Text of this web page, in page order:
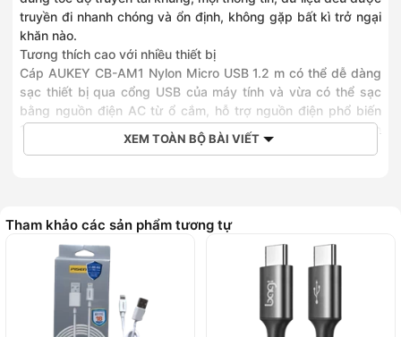
truyền đi nhanh chóng và ổn định, không gặp bất kì trở ngại
khăn nào.
Tương thích cao với nhiều thiết bị
Cáp AUKEY CB-AM1 Nylon Micro USB 1.2 m có thể dễ dàng
sạc thiết bị qua cổng USB của máy tính và vừa có thể sạc
bằng nguồn điện AC từ ổ cắm, hỗ trợ nguồn điện phổ biến
110 – 220V, qua đó người dùng sẽ dễ dàng sạc đầy đủ pin
cho chiếc điện thoại mình một cách nhanh chóng.
cũng như độ bền của cáp.
Thông số kỹ thuật:
* Chiều dài 1.2 m
* Trọng lượng: 58 g
XEM TOÀN BỘ BÀI VIẾT
Tham khảo các sản phẩm tương tự